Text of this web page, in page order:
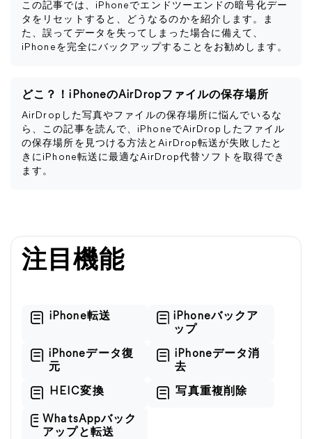
この記事では、iPhoneでエンドツーエンドの暗号化デー
タをリセットすると、どうなるのかを紹介します。ま
た、誤ってデータを失ってしまった場合に備えて、
iPhoneを完全にバックアップすることをお勧めします。
どこ？！iPhoneのAirDropファイルの保存場所
AirDropした写真やファイルの保存場所に悩んでいるな
ら、この記事を読んで、iPhoneでAirDropしたファイル
の保存場所を見つける方法とAirDrop転送が失敗したと
きにiPhone転送に最適なAirDrop代替ソフトを取得でき
ます。
注目機能
iPhone転送
iPhoneバックア
ップ
iPhoneデータ復
元
iPhoneデータ消
去
HEIC変換 写真重複削除
WhatsAppバック
アップと転送